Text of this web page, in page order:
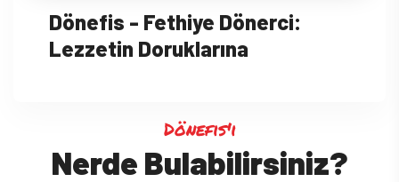
Dönefis - Fethiye Dönerci:
Lezzetin Doruklarına
Dönefis'i
Nerde Bulabilirsiniz?